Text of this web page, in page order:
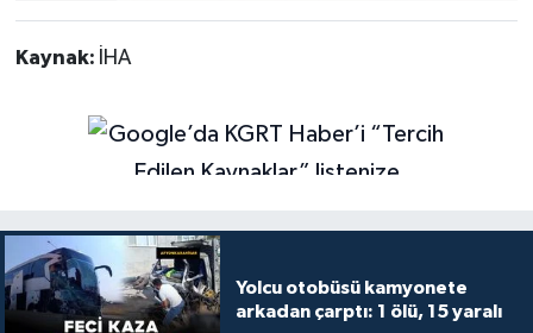
Kaynak: İHA
Yolcu otobüsü kamyonete
arkadan çarptı: 1 ölü, 15 yaralı